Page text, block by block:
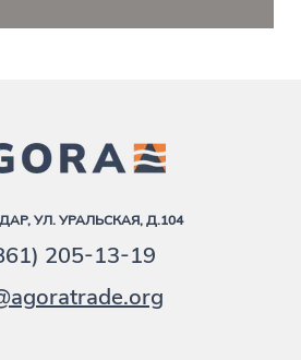
УЛ. УРАЛЬСКАЯ, Д.104
205-13-19